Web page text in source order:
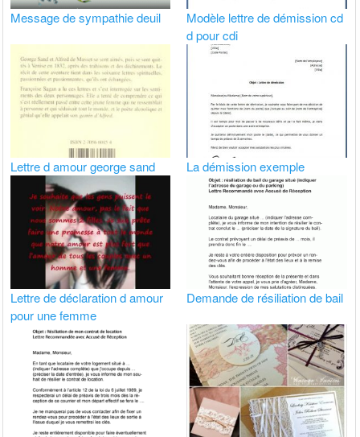
Message de sympathie deuil
Modèle lettre de démission cd
d pour cdi
Lettre d amour george sand La démission exemple
Lettre de déclaration d amour
pour une femme
Demande de résiliation de bail